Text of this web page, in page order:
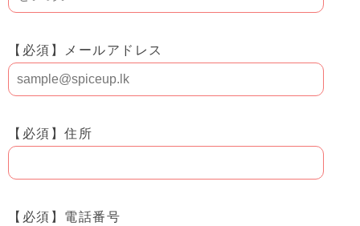
【必須】 メールアドレス
【必須】 住所
【必須】 電話番号